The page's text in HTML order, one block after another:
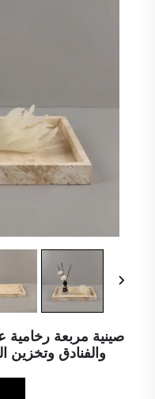
صينية مربعة رخامية
والفنادق وتخزين